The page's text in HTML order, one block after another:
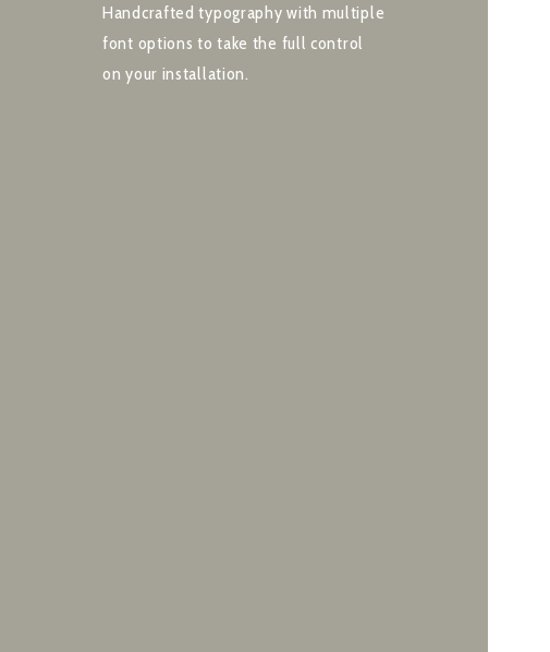
Handcrafted typography with multiple
font options to take the full control
on your installation.